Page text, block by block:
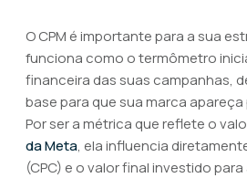
O CPM é importante para a sua
funciona como o termômetro
financeira das suas campanhas,
base para que sua marca
Por ser a métrica que reflete o
da Meta, ela influencia
(CPC) e o valor final investido